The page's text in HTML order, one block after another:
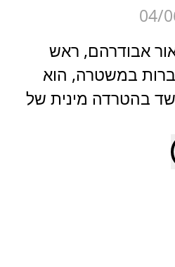
04/
אבודרהם, ראש
במשטרה, הוא
בהטרדה מינית של